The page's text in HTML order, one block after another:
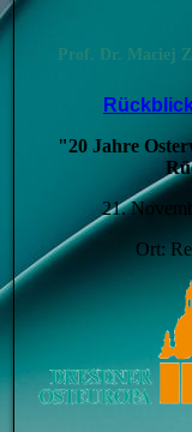
Prof. Dr. Maciej
"20 Jahre
21.
Ort: